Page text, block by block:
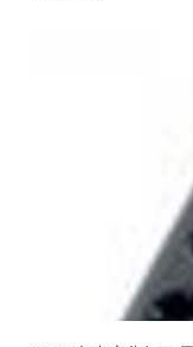
꼭 필요하실거 같습니
player. WIN A FREE
작시킨 실행화면입니다.
시간동안 음악을 재생시